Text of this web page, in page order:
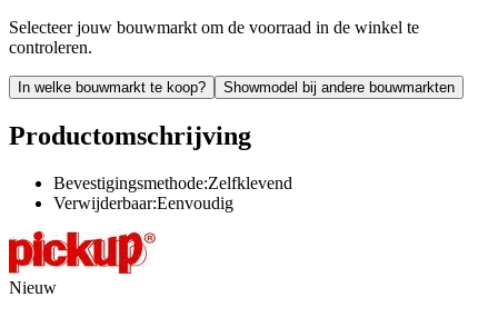
Selecteer jouw bouwmarkt om de voorraad in de winkel te
controleren.
In welke bouwmarkt te koop? Showmodel bij andere bouwmarkten
Productomschrijving
Bevestigingsmethode:Zelfklevend
Verwijderbaar:Eenvoudig
Nieuw